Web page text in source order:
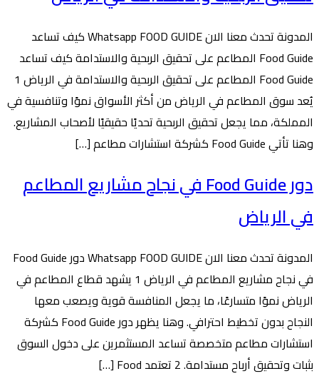
المدونة تحدث معنا الان Whatsapp FOOD GUIDE كيف تساعد
Food Guide المطاعم على تحقيق الربحية والاستدامة كيف تساعد
Food Guide المطاعم على تحقيق الربحية والاستدامة في الرياض 1
يُعد سوق المطاعم في الرياض من أكثر الأسواق نموًا وتنافسية في
المملكة، مما يجعل تحقيق الربحية تحديًا حقيقيًا لأصحاب المشاريع.
وهنا تأتي Food Guide كشركة استشارات مطاعم […]
دور Food Guide في نجاح مشاريع المطاعم
في الرياض
المدونة تحدث معنا الان Whatsapp FOOD GUIDE دور Food Guide
في نجاح مشاريع المطاعم في الرياض 1 يشهد قطاع المطاعم في
الرياض نموًا متسارعًا، ما يجعل المنافسة قوية ويصعب معها
النجاح بدون تخطيط احترافي. وهنا يظهر دور Food Guide كشركة
استشارات مطاعم متخصصة تساعد المستثمرين على دخول السوق
بثبات وتحقيق أرباح مستدامة. 2 تعتمد Food […]